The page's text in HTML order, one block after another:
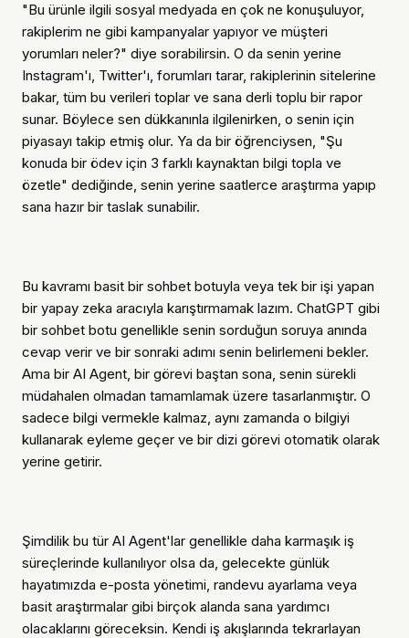
"Bu ürünle ilgili sosyal medyada en çok ne konuşuluyor,
rakiplerim ne gibi kampanyalar yapıyor ve müşteri
yorumları neler?" diye sorabilirsin. O da senin yerine
Instagram'ı, Twitter'ı, forumları tarar, rakiplerinin sitelerine
bakar, tüm bu verileri toplar ve sana derli toplu bir rapor
sunar. Böylece sen dükkanınla ilgilenirken, o senin için
piyasayı takip etmiş olur. Ya da bir öğrenciysen, "Şu
konuda bir ödev için 3 farklı kaynaktan bilgi topla ve
özetle" dediğinde, senin yerine saatlerce araştırma yapıp
sana hazır bir taslak sunabilir.
Bu kavramı basit bir sohbet botuyla veya tek bir işi yapan
bir yapay zeka aracıyla karıştırmamak lazım. ChatGPT gibi
bir sohbet botu genellikle senin sorduğun soruya anında
cevap verir ve bir sonraki adımı senin belirlemeni bekler.
Ama bir AI Agent, bir görevi baştan sona, senin sürekli
müdahalen olmadan tamamlamak üzere tasarlanmıştır. O
sadece bilgi vermekle kalmaz, aynı zamanda o bilgiyi
kullanarak eyleme geçer ve bir dizi görevi otomatik olarak
yerine getirir.
Şimdilik bu tür AI Agent'lar genellikle daha karmaşık iş
süreçlerinde kullanılıyor olsa da, gelecekte günlük
hayatımızda e-posta yönetimi, randevu ayarlama veya
basit araştırmalar gibi birçok alanda sana yardımcı
olacaklarını göreceksin. Kendi iş akışlarında tekrarlayan